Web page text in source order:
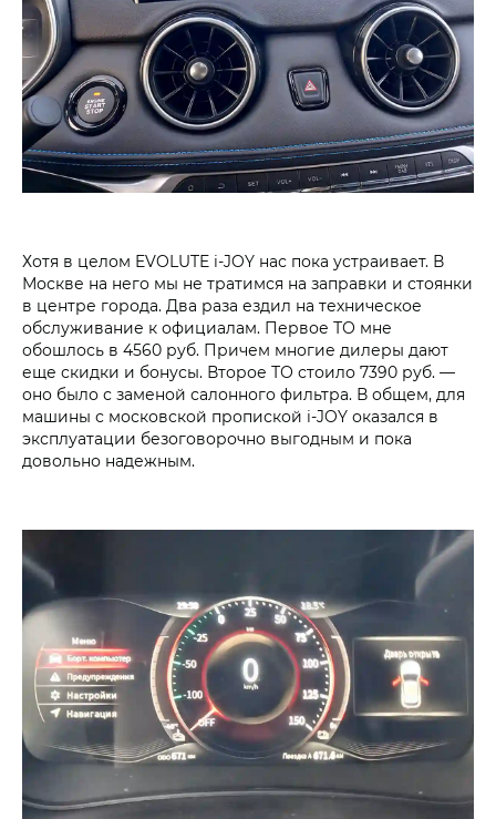
Хотя в целом EVOLUTE i‑JOY нас пока устраивает. В
Москве на него мы не тратимся на заправки и стоянки
в центре города. Два раза ездил на техническое
обслуживание к официалам. Первое ТО мне
обошлось в 4560 руб. Причем многие дилеры дают
еще скидки и бонусы. Второе ТО стоило 7390 руб. —
оно было с заменой салонного фильтра. В общем, для
машины с московской пропиской i‑JOY оказался в
эксплуатации безоговорочно выгодным и пока
довольно надежным.